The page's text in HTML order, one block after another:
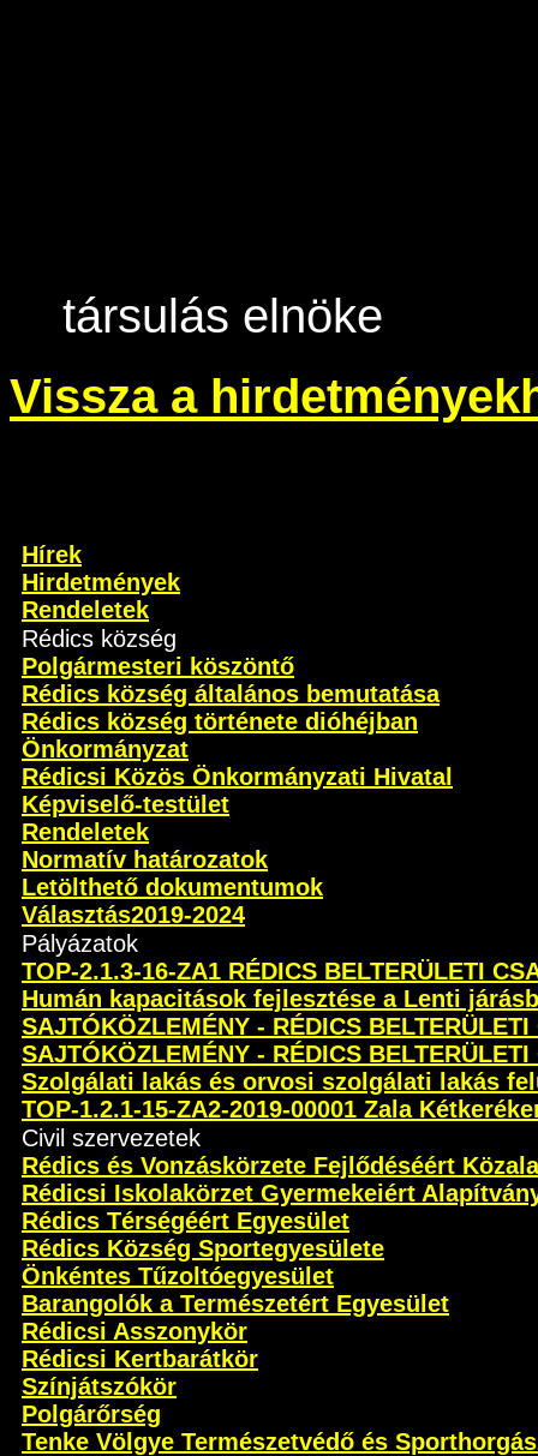
társulás elnöke
Vissza a
Hírek
Hirdetmények
Rendeletek
Rédics község
Polgármesteri köszöntő
Rédics község általános bemutatása
Rédics község története dióhéjban
Önkormányzat
Rédicsi Közös Önkormányzati Hivatal
Képviselő-testület
Rendeletek
Normatív határozatok
Letölthető dokumentumok
Választás2019-2024
Pályázatok
TOP-2.1.3-16-ZA1 RÉDICS BELTERÜLETI
Humán kapacitások fejlesztése a Lenti
SAJTÓKÖZLEMÉNY - RÉDICS
SAJTÓKÖZLEMÉNY - RÉDICS
Szolgálati lakás és orvosi szolgálati lakás
TOP-1.2.1-15-ZA2-2019-00001 Zala
Civil szervezetek
Rédics és Vonzáskörzete Fejlődéséért
Rédicsi Iskolakörzet Gyermekeiért
Rédics Térségéért Egyesület
Rédics Község Sportegyesülete
Önkéntes Tűzoltóegyesület
Barangolók a Természetért Egyesület
Rédicsi Asszonykör
Rédicsi Kertbarátkör
Színjátszókör
Polgárőrség
Tenke Völgye Természetvédő és